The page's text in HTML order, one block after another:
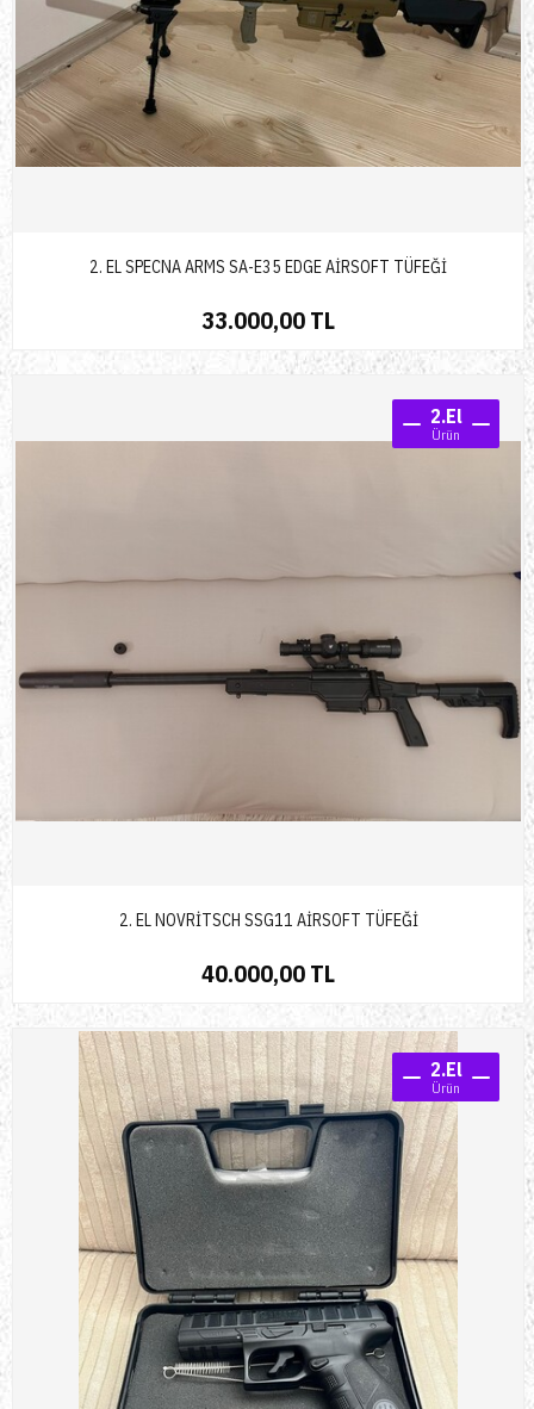
2. EL SPECNA ARMS SA-E35 EDGE AİRSOFT TÜFEĞİ
33.000,00 TL
2.El
Ürün
2. EL NOVRİTSCH SSG11 AİRSOFT TÜFEĞİ
40.000,00 TL
2.El
Ürün